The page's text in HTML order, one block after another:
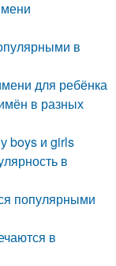
в
для ребёнка
в разных
boys и girls
в
популярными
в